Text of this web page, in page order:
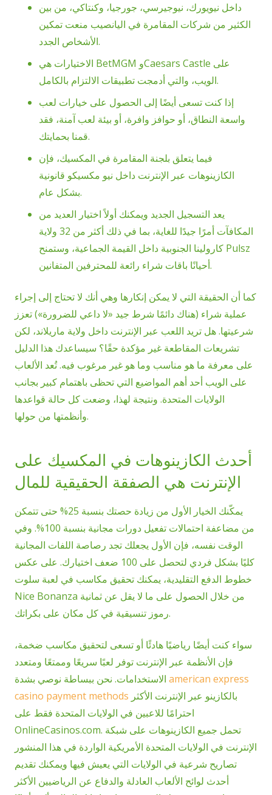
داخل نيويورك، نيوجيرسي، جورجيا، وكنتاكي، من بين
الكثير من شركات المقامرة في اليانصيب منعت تمكين
الأشخاص الجدد.
الاختيارات هي BetMGM وCaesars Castle على
الويب، والتي أدمجت تطبيقات الالتزام بالكامل.
إذا كنت تسعى أيضًا إلى الحصول على خيارات لعب
واسعة النطاق، أو حوافز وافرة، أو بيئة لعب آمنة، فقد
قمنا بحمايتك.
فيما يتعلق بلجنة المقامرة في المكسيك، فإن
الكازينوهات عبر الإنترنت داخل نيو مكسيكو قانونية
بشكل عام.
يعد التسجيل الجديد ويمكنك أولاً اختيار العديد من
المكافآت أمرًا جيدًا للغاية، بما في ذلك أكثر من 32 ولاية
كارولينا الجنوبية داخل القيمة الجماعية، وستمنح Pulsz
أحيانًا باقات شراء رائعة للمحترفين المتفانين.
كما أن الحقيقة التي لا يمكن إنكارها وهي أنك لا تحتاج إلى إجراء
عملية شراء (هناك دائمًا شرط جيد «لا داعي للضرورة») تعزز
شرعيتها. هل تريد اللعب عبر الإنترنت داخل ولاية ماريلاند، لكن
تشريعات المقاطعة غير مؤكدة حقًا؟ سيساعدك هذا الدليل
على معرفة ما هو مناسب وما هو غير مرغوب فيه. تُعد الألعاب
على الويب أحد أهم المواضيع التي تحظى باهتمام كبير بجانب
الولايات المتحدة. ونتيجة لهذا، وضعت كل حالة قواعدها
وأنظمتها من حولها.
أحدث الكازينوهات في المكسيك على
الإنترنت هي الصفقة الحقيقية للمال
يمكّنك الخيار الأول من زيادة حصتك بنسبة 25% حتى تتمكن
من مضاعفة احتمالات تفعيل دورات مجانية بنسبة 100%. وفي
الوقت نفسه، فإن الأول يجعلك تجد رصاصة اللفات المجانية
كليًا بشكل فردي لتحصل على 100 ضعف اختيارك. على عكس
خطوط الدفع التقليدية، يمكنك تحقيق مكاسب في لعبة سلوت
Nice Bonanza من خلال الحصول على ما لا يقل عن ثمانية
رموز تنسيقية في كل مكان على بكراتك.
سواء كنت أيضًا رياضيًا هادئًا أو تسعى لتحقيق مكاسب ضخمة،
فإن الأنظمة عبر الإنترنت توفر لعبًا سريعًا وممتعًا ومتعدد
american express
casino payment methods
احترامًا للاعبين في الولايات المتحدة فقط على
OnlineCasinos.com. تحمل جميع الكازينوهات على شبكة
الإنترنت في الولايات المتحدة الأمريكية الواردة في هذا المنشور
تصاريح شرعية في الولايات التي يعيش فيها ويمكنك تقديم
أحدث لوائح الألعاب العادلة والدفاع عن الرياضيين الأكثر